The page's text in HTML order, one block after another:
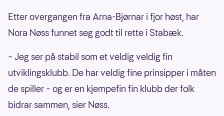
Etter overgangen fra Arna-Bjørnar i fjor høst, har
Nora Nøss funnet seg godt til rette i Stabæk.
– Jeg ser på stabil som et veldig veldig fin
utviklingsklubb. De har veldig fine prinsipper i måten
de spiller – og er en kjempefin fin klubb der folk
bidrar sammen, sier Nøss.